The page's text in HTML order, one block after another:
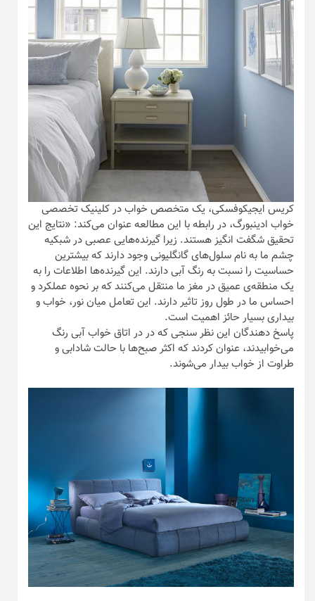
کریس ایجیکوفسکی، یک متخصص خواب در کلینیک تخصصی
خواب ادینبورگ، در رابطه با این مطالعه عنوان می‌کند: «نتایج این
تحقیق شگفت انگیز هستند. زیرا گیرنده‌هایی عصبی در شبکیه
چشم ما به نام سلول‌های گانگلیونی وجود دارند که بیشترین
حساسیت را نسبت به رنگ آبی دارند. این گیرنده‌ها اطلاعات را به
یک منطقه‌ی عمیق در مغز ما منتقل می‌کنند که بر نحوه عملکرد و
احساس ما در طول روز تاثیر دارند. این تعامل میان نور، خواب و
بیداری بسیار حائز اهمیت است.
پاسخ دهندگان این نظر سنجی که در در اتاق خواب آبی رنگ
می‌خوابیدند، عنوان کردند که اکثر صبح‌ها با حالت شادابی و
طراوت از خواب بیدار می‌شوند.